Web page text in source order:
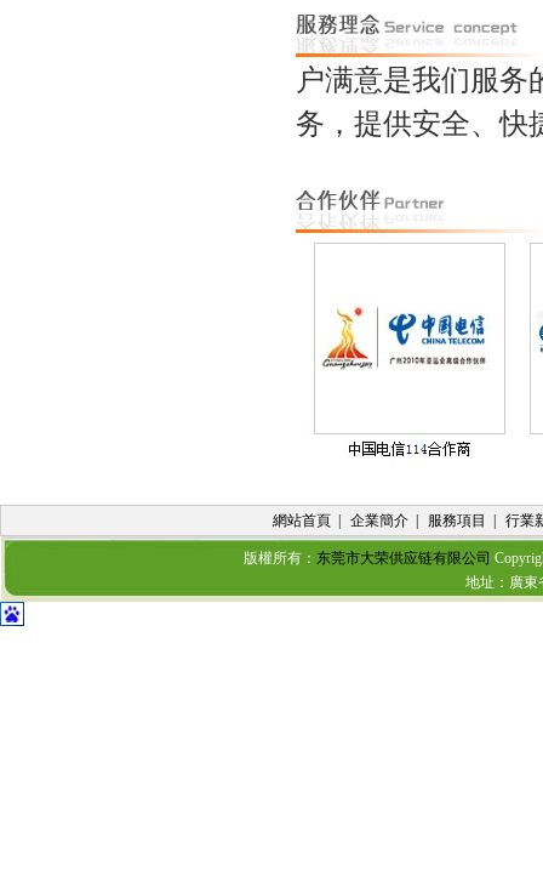
户满意是我们服
务，提供安全、快
網站首頁 企業簡介 服務項目 行業
版權所有： 东莞市大荣供应链有限公司
地址：廣東